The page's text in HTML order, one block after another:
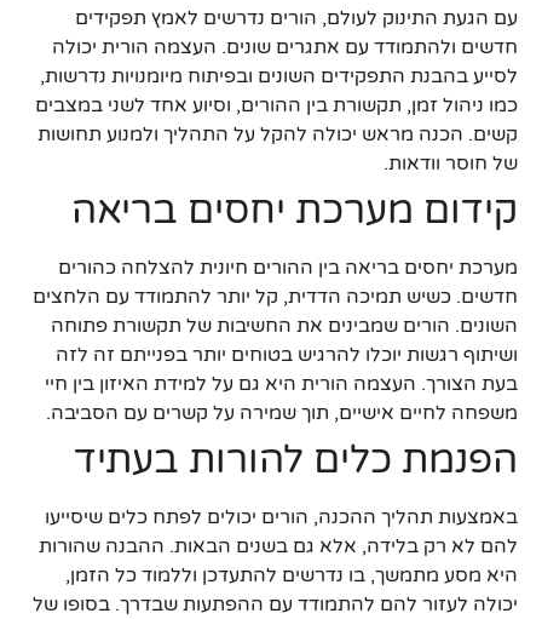
עם הגעת התינוק לעולם, הורים נדרשים לאמץ תפקידים
חדשים ולהתמודד עם אתגרים שונים. העצמה הורית יכולה
לסייע בהבנת התפקידים השונים ובפיתוח מיומנויות נדרשות,
כמו ניהול זמן, תקשורת בין ההורים, וסיוע אחד לשני במצבים
קשים. הכנה מראש יכולה להקל על התהליך ולמנוע תחושות
של חוסר וודאות.
קידום מערכת יחסים בריאה
מערכת יחסים בריאה בין ההורים חיונית להצלחה כהורים
חדשים. כשיש תמיכה הדדית, קל יותר להתמודד עם הלחצים
השונים. הורים שמבינים את החשיבות של תקשורת פתוחה
ושיתוף רגשות יוכלו להרגיש בטוחים יותר בפנייתם זה לזה
בעת הצורך. העצמה הורית היא גם על למידת האיזון בין חיי
משפחה לחיים אישיים, תוך שמירה על קשרים עם הסביבה.
הפנמת כלים להורות בעתיד
באמצעות תהליך ההכנה, הורים יכולים לפתח כלים שיסייעו
להם לא רק בלידה, אלא גם בשנים הבאות. ההבנה שהורות
היא מסע מתמשך, בו נדרשים להתעדכן וללמוד כל הזמן,
יכולה לעזור להם להתמודד עם ההפתעות שבדרך. בסופו של